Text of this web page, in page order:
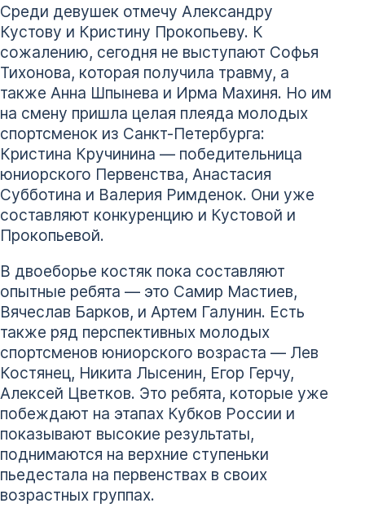
Среди девушек отмечу Александру
Кустову и Кристину Прокопьеву. К
сожалению, сегодня не выступают Софья
Тихонова, которая получила травму, а
также Анна Шпынева и Ирма Махиня. Но им
на смену пришла целая плеяда молодых
спортсменок из Санкт-Петербурга:
Кристина Кручинина — победительница
юниорского Первенства, Анастасия
Субботина и Валерия Римденок. Они уже
составляют конкуренцию и Кустовой и
Прокопьевой.
В двоеборье костяк пока составляют
опытные ребята — это Самир Мастиев,
Вячеслав Барков, и Артем Галунин. Есть
также ряд перспективных молодых
спортсменов юниорского возраста — Лев
Костянец, Никита Лысенин, Егор Герчу,
Алексей Цветков. Это ребята, которые уже
побеждают на этапах Кубков России и
показывают высокие результаты,
поднимаются на верхние ступеньки
пьедестала на первенствах в своих
возрастных группах.